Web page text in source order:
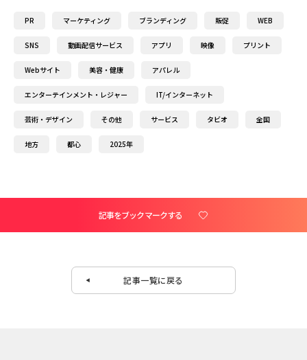
PR マーケティング ブランディング 販促 WEB
SNS 動画配信サービス アプリ 映像 プリント
Webサイト 美容・健康 アパレル
エンターテインメント・レジャー IT/インターネット
芸術・デザイン その他 サービス タビオ 全国
地方 都心 2025年
記事をブックマークする
記事一覧に戻る